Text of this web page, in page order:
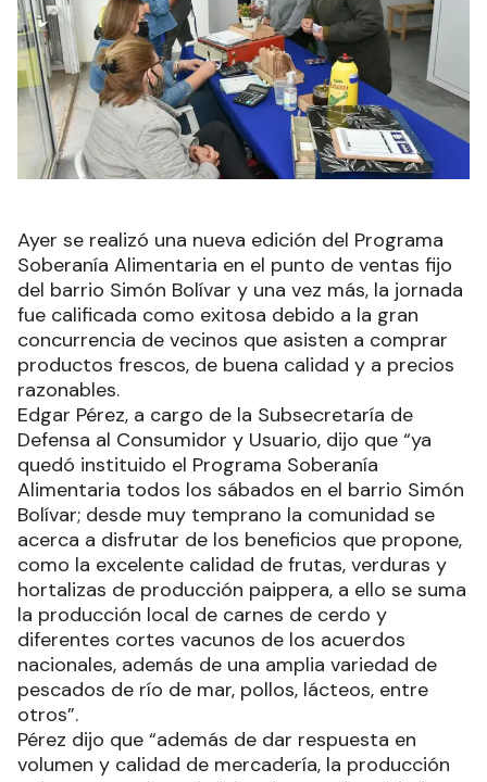
Ayer se realizó una nueva edición del Programa
Soberanía Alimentaria en el punto de ventas fijo
del barrio Simón Bolívar y una vez más, la jornada
fue calificada como exitosa debido a la gran
concurrencia de vecinos que asisten a comprar
productos frescos, de buena calidad y a precios
razonables.
Edgar Pérez, a cargo de la Subsecretaría de
Defensa al Consumidor y Usuario, dijo que “ya
quedó instituido el Programa Soberanía
Alimentaria todos los sábados en el barrio Simón
Bolívar; desde muy temprano la comunidad se
acerca a disfrutar de los beneficios que propone,
como la excelente calidad de frutas, verduras y
hortalizas de producción paippera, a ello se suma
la producción local de carnes de cerdo y
diferentes cortes vacunos de los acuerdos
nacionales, además de una amplia variedad de
pescados de río de mar, pollos, lácteos, entre
otros”.
Pérez dijo que “además de dar respuesta en
volumen y calidad de mercadería, la producción